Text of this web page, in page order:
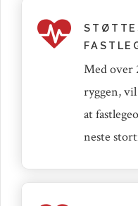
Med over
ryggen,
at
neste